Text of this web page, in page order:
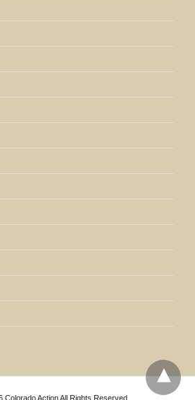
Colorado Action All Rights Reserved